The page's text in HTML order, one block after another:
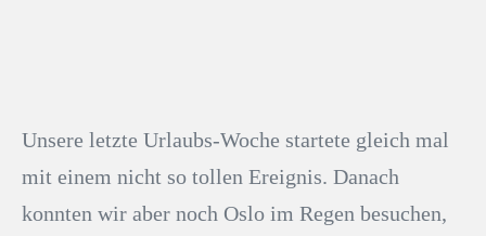
Unsere letzte Urlaubs-Woche startete gleich mal
mit einem nicht so tollen Ereignis. Danach
konnten wir aber noch Oslo im Regen besuchen,